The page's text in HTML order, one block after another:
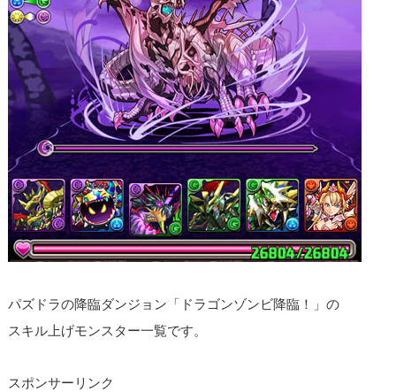
パズドラの降臨ダンジョン「ドラゴンゾンビ降臨！」の
スキル上げモンスター一覧です。
スポンサーリンク